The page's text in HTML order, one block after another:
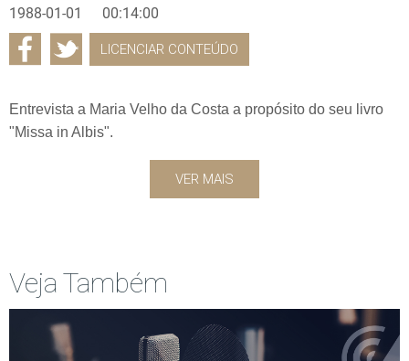
1988-01-01 00:14:00
LICENCIAR CONTEÚDO
Entrevista a Maria Velho da Costa a propósito do seu livro
"Missa in Albis".
VER MAIS
Veja Também